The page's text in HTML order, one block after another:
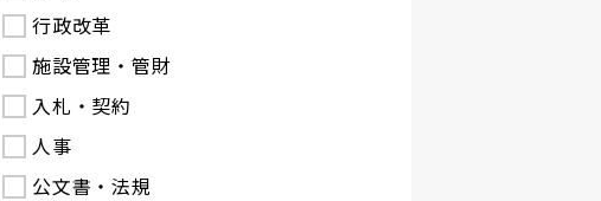
行政改革
施設管理・管財
入札・契約
人事
公文書・法規